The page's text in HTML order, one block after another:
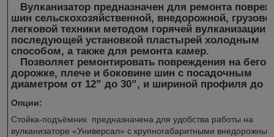
Вулканизатор предназначен для ремонта
шин сельскохозяйственной, внедорожной,
легковой техники методом горячей вулканизации с
последующей установкой пластырей холодным
способом, а также для ремонта камер.
Позволяет ремонтировать повреждения на
дорожке, плече и боковине шин с посадочным
диаметром от 12” до 30”, и шириной профиля до
Опции:
Стойка-подъёмник предназначена для удобства работы на
вулканизаторе «Универсал» с крупногабаритными